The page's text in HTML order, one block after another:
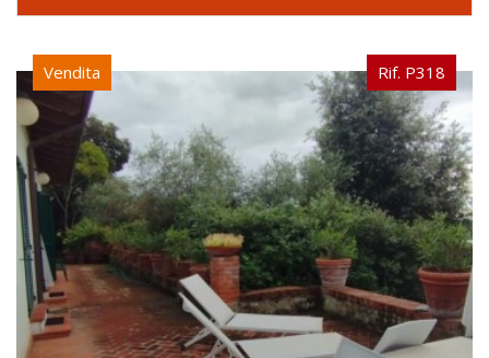
Vendita Rif. P318